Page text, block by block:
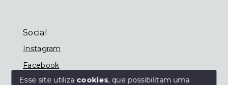
Social
Instagram
Facebook
Esse site utiliza cookies, que possibilitam uma